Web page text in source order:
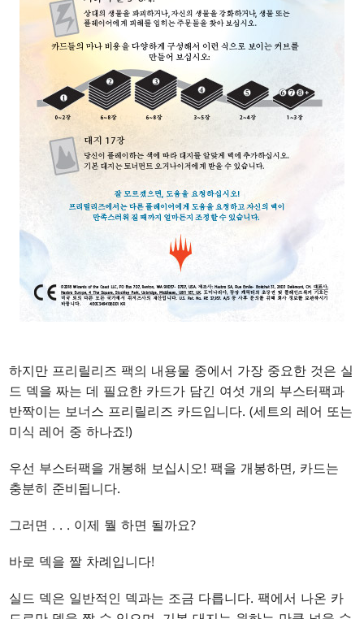
하지만 프리릴리즈 팩의 내용물 중에서 가장 중요한 것은 실
드 덱을 짜는 데 필요한 카드가 담긴 여섯 개의 부스터팩과
반짝이는 보너스 프리릴리즈 카드입니다. (세트의 레어 또는
미식 레어 중 하나죠!)
우선 부스터팩을 개봉해 보십시오! 팩을 개봉하면, 카드는
충분히 준비됩니다.
그러면 . . . 이제 뭘 하면 될까요?
바로 덱을 짤 차례입니다!
실드 덱은 일반적인 덱과는 조금 다릅니다. 팩에서 나온 카